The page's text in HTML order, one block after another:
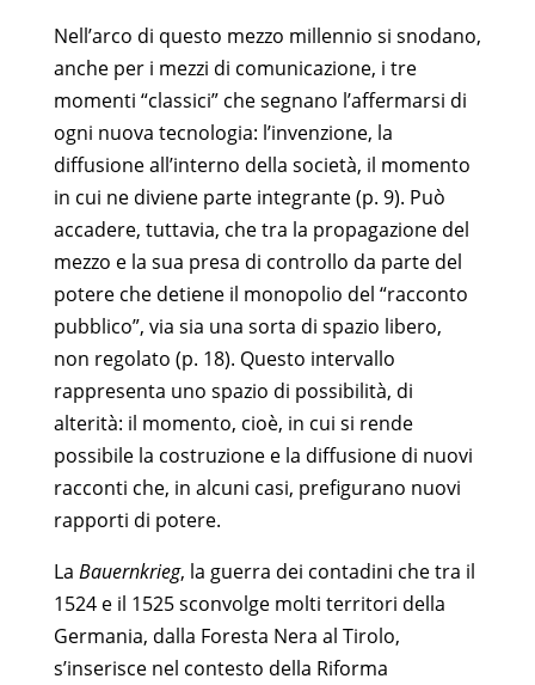
Nell’arco di questo mezzo millennio si snodano,
anche per i mezzi di comunicazione, i tre
momenti “classici” che segnano l’affermarsi di
ogni nuova tecnologia: l’invenzione, la
diffusione all’interno della società, il momento
in cui ne diviene parte integrante (p. 9). Può
accadere, tuttavia, che tra la propagazione del
mezzo e la sua presa di controllo da parte del
potere che detiene il monopolio del “racconto
pubblico”, via sia una sorta di spazio libero,
non regolato (p. 18). Questo intervallo
rappresenta uno spazio di possibilità, di
alterità: il momento, cioè, in cui si rende
possibile la costruzione e la diffusione di nuovi
racconti che, in alcuni casi, prefigurano nuovi
rapporti di potere.
La Bauernkrieg, la guerra dei contadini che tra il
1524 e il 1525 sconvolge molti territori della
Germania, dalla Foresta Nera al Tirolo,
s’inserisce nel contesto della Riforma